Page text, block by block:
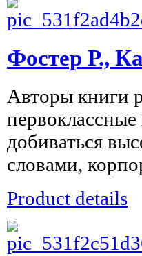
Фостер Р.,
Авторы книги
добиваться
словами,
Product details